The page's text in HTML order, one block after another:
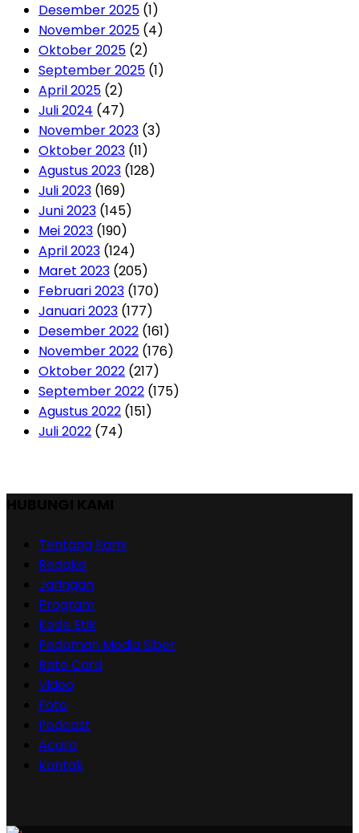
Desember 2025 (1)
November 2025 (4)
Oktober 2025 (2)
September 2025 (1)
April 2025 (2)
Juli 2024 (47)
November 2023 (3)
Oktober 2023 (11)
Agustus 2023 (128)
Juli 2023 (169)
Juni 2023 (145)
Mei 2023 (190)
April 2023 (124)
Maret 2023 (205)
Februari 2023 (170)
Januari 2023 (177)
Desember 2022 (161)
November 2022 (176)
Oktober 2022 (217)
September 2022 (175)
Agustus 2022 (151)
Juli 2022 (74)
Tentang Kami
Redaksi
Jaringan
Program
Kode Etik
Pedoman Media Siber
Rate Card
Video
Foto
Podcast
Acara
Kontak